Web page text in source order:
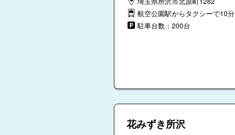
航空公園駅からタクシーで10分
駐車台数：200台
花みずき所沢